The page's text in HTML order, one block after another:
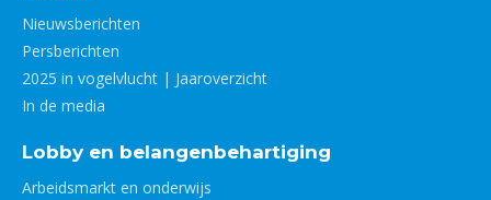
Nieuwsberichten
Persberichten
2025 in vogelvlucht | Jaaroverzicht
In de media
Lobby en belangenbehartiging
Arbeidsmarkt en onderwijs